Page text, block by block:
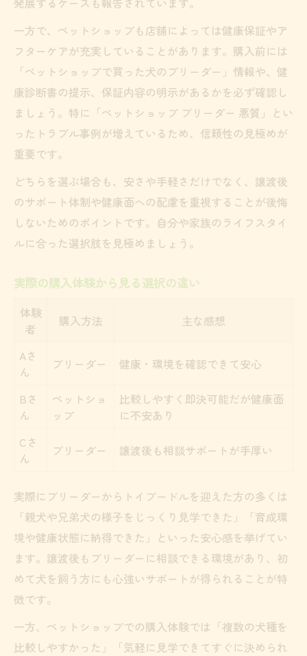
一方で、ペットショップも店舗によっては健康保証やア
フターケアが充実していることがあります。購入前には
「ペットショップで買った犬のブリーダー」情報や、健
康診断書の提示、保証内容の明示があるかを必ず確認し
ましょう。特に「ペットショップ ブリーダー 悪質」とい
ったトラブル事例が増えているため、信頼性の見極めが
重要です。
どちらを選ぶ場合も、安さや手軽さだけでなく、譲渡後
のサポート体制や健康面への配慮を重視することが後悔
しないためのポイントです。自分や家族のライフスタイ
ルに合った選択肢を見極めましょう。
実際の購入体験から見る選択の違い
体験
者
購入方法 主な感想
Aさ
ん
ブリーダー 健康・環境を確認できて安心
Bさ
ん
ペットショ
ップ
比較しやすく即決可能だが健康面
に不安あり
Cさ
ん
ブリーダー 譲渡後も相談サポートが手厚い
実際にブリーダーからトイプードルを迎えた方の多くは
「親犬や兄弟犬の様子をじっくり見学できた」「育成環
境や健康状態に納得できた」といった安心感を挙げてい
ます。譲渡後もブリーダーに相談できる環境があり、初
めて犬を飼う方にも心強いサポートが得られることが特
徴です。
一方、ペットショップでの購入体験では「複数の犬種を
比較しやすかった」「気軽に見学できてすぐに決められ